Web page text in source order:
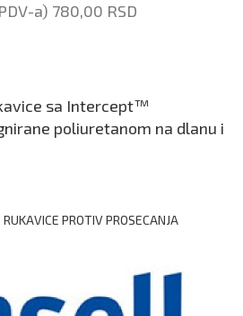
a) 780,00 RSD
sa Intercept™
poliuretanom na dlanu i
PROTIV PROSECANJA